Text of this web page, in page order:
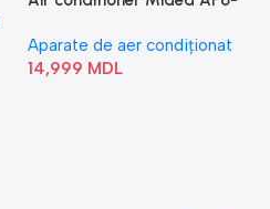
Aparate de aer condiționat
14,999 MDL